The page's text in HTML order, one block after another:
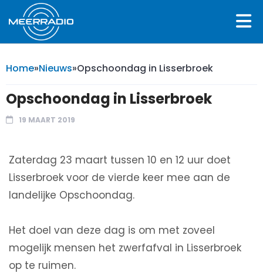
Home»Nieuws»Opschoondag in Lisserbroek
Opschoondag in Lisserbroek
19 MAART 2019
Zaterdag 23 maart tussen 10 en 12 uur doet
Lisserbroek voor de vierde keer mee aan de
landelijke Opschoondag.
Het doel van deze dag is om met zoveel
mogelijk mensen het zwerfafval in Lisserbroek
op te ruimen.